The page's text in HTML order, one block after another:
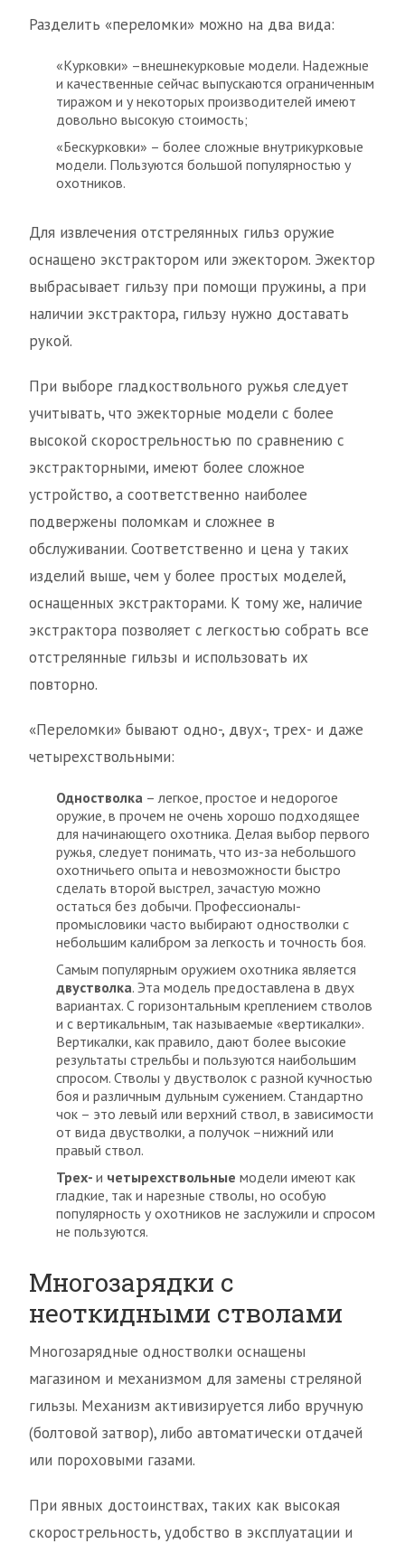
Разделить «переломки» можно на два вида:
«Курковки» –внешнекурковые модели. Надежные
и качественные сейчас выпускаются ограниченным
тиражом и у некоторых производителей имеют
довольно высокую стоимость;
«Бескурковки» – более сложные внутрикурковые
модели. Пользуются большой популярностью у
охотников.
Для извлечения отстрелянных гильз оружие
оснащено экстрактором или эжектором. Эжектор
выбрасывает гильзу при помощи пружины, а при
наличии экстрактора, гильзу нужно доставать
рукой.
При выборе гладкоствольного ружья следует
учитывать, что эжекторные модели с более
высокой скорострельностью по сравнению с
экстракторными, имеют более сложное
устройство, а соответственно наиболее
подвержены поломкам и сложнее в
обслуживании. Соответственно и цена у таких
изделий выше, чем у более простых моделей,
оснащенных экстракторами. К тому же, наличие
экстрактора позволяет с легкостью собрать все
отстрелянные гильзы и использовать их
повторно.
«Переломки» бывают одно-, двух-, трех- и даже
четырехствольными:
Одностволка – легкое, простое и недорогое
оружие, в прочем не очень хорошо подходящее
для начинающего охотника. Делая выбор первого
ружья, следует понимать, что из-за небольшого
охотничьего опыта и невозможности быстро
сделать второй выстрел, зачастую можно
остаться без добычи. Профессионалы-
промысловики часто выбирают одностволки с
небольшим калибром за легкость и точность боя.
Самым популярным оружием охотника является
двустволка. Эта модель предоставлена в двух
вариантах. С горизонтальным креплением стволов
и с вертикальным, так называемые «вертикалки».
Вертикалки, как правило, дают более высокие
результаты стрельбы и пользуются наибольшим
спросом. Стволы у двустволок с разной кучностью
боя и различным дульным сужением. Стандартно
чок – это левый или верхний ствол, в зависимости
от вида двустволки, а получок –нижний или
правый ствол.
Трех- и четырехствольные модели имеют как
гладкие, так и нарезные стволы, но особую
популярность у охотников не заслужили и спросом
не пользуются.
Многозарядки с
неоткидными стволами
Многозарядные одностволки оснащены
магазином и механизмом для замены стреляной
гильзы. Механизм активизируется либо вручную
(болтовой затвор), либо автоматически отдачей
или пороховыми газами.
При явных достоинствах, таких как высокая
скорострельность, удобство в эксплуатации и